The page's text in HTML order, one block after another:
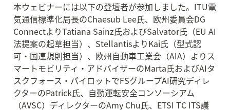
本ウェビナーには以下の登壇者が参加しました。ITU電
気通信標準化局長のChaesub Lee氏、欧州委員会DG
ConnectよりTatiana Sainz氏およびSalvator氏（EU AI
法提案の起草担当）、StellantisよりKai氏（型式認
可・国連規則担当）、欧州自動車工業会（AIA）よりス
マートモビリティ・アドバイザーのMarta氏およびAIタ
スクフォース・パイロットでFSグループAI研究ディレ
クターのPatrick氏、自動運転安全コンソーシアム
（AVSC）ディレクターのAmy Chu氏、ETSI TC ITS議